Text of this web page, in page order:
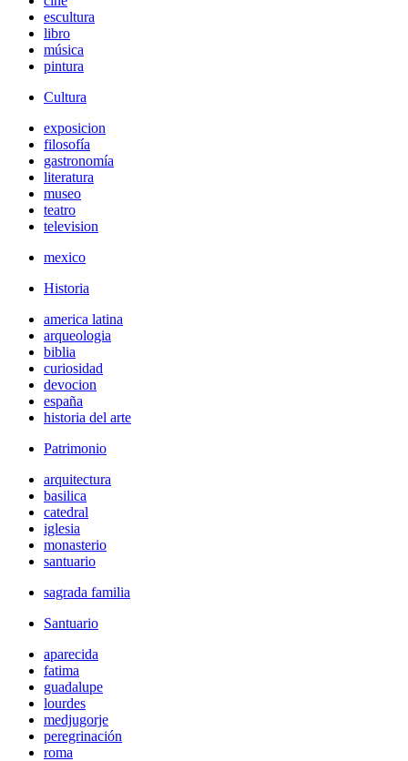
escultura
libro
música
pintura
Cultura
exposicion
filosofía
gastronomía
literatura
museo
teatro
television
mexico
Historia
america latina
arqueologia
biblia
curiosidad
devocion
españa
historia del arte
Patrimonio
arquitectura
basilica
catedral
iglesia
monasterio
santuario
sagrada familia
Santuario
aparecida
fatima
guadalupe
lourdes
medjugorje
peregrinación
roma